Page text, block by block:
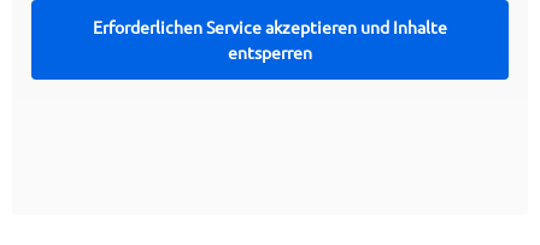
Erforderlichen Service akzeptieren und Inhalte
entsperren